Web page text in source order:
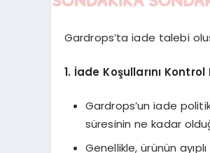
Gardrops’ta iade talebi
1. İade Koşullarını Kontrol
Gardrops’un iade
süresinin ne kadar
Genellikle, ürünün